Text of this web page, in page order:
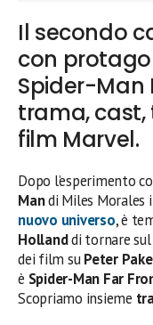
Il secondo
con
Spider-Man
trama, cast,
film Marvel.
Dopo l’esperimento
Mandi Miles
nuovo universo, è
Hollanddi tornare sul
dei film suPeter
è Spider-Man Far
Scopriamo insieme